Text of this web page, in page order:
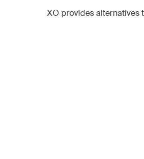
XO provides alternatives